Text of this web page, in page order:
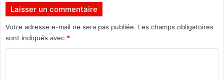
R
Y
à
Laisser un commentaire
Votre adresse e-mail ne sera pas publiée. Les champs obligatoires
sont indiqués avec *